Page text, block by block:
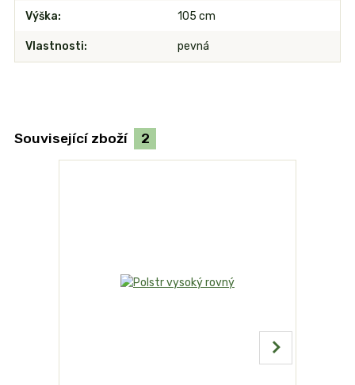
Výška 105 cm
Vlastnosti pevná
Související zboží 2